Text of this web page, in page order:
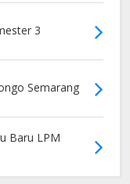
3
Semarang
Baru LPM